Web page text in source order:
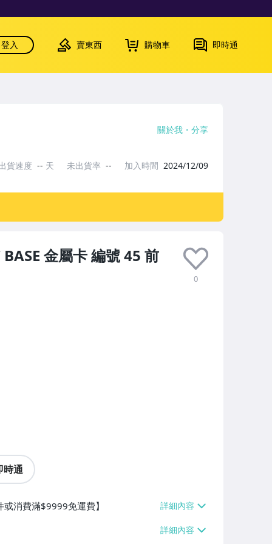
登入 賣東西 購物車 即時通
金屬卡 編號 45 前
0
時通
消費滿$9999免運費】
關於我 分享
貨速度 -- 天 未出貨率 -- 加入時間 2024/12/09